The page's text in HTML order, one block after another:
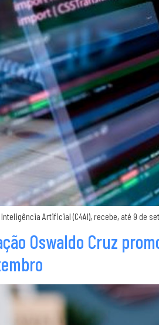
Inteligência Artificial (C4AI), recebe, até 9 de
Oswaldo Cruz